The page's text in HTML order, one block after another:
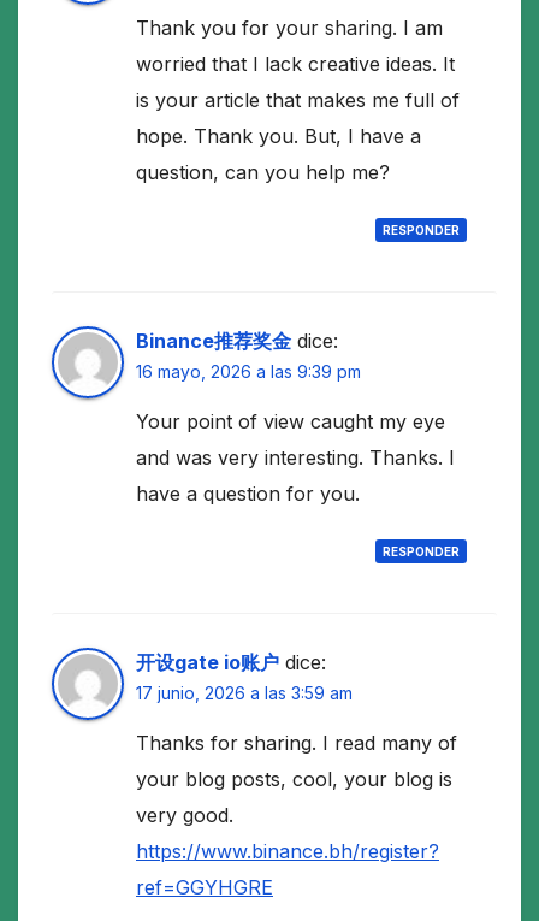
Thank you for your sharing. I am
worried that I lack creative ideas. It
is your article that makes me full of
hope. Thank you. But, I have a
question, can you help me?
RESPONDER
Binance推荐奖金 dice:
16 mayo, 2026 a las 9:39 pm
Your point of view caught my eye
and was very interesting. Thanks. I
have a question for you.
RESPONDER
开设gate io账户 dice:
17 junio, 2026 a las 3:59 am
Thanks for sharing. I read many of
your blog posts, cool, your blog is
very good.
https://www.binance.bh/register?
ref=GGYHGRE